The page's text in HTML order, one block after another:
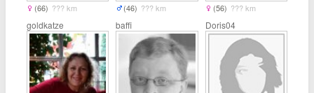
(66) ??? km (46) ??? km (56) ??? km
goldkatze baffi Doris04